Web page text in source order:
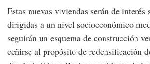
Estas nuevas viviendas serán de interés
dirigidas a un nivel socioeconómico
seguirán un esquema de construcción
ceñirse al propósito de redensificación